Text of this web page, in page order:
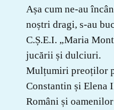
Așa cum ne-au
noștri dragi, s-au
C.Ș.E.I. „Maria
jucării și dulciuri.
Mulțumiri preoților
Constantin și Elena
Români și